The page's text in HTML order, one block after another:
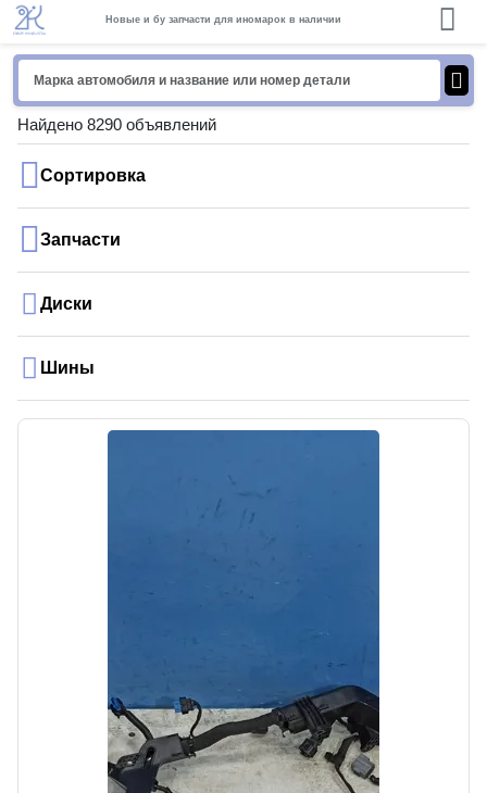
Новые и бу запчасти для иномарок в наличии
Найдено 8290 объявлений
Сортировка
Запчасти
Диски
Шины